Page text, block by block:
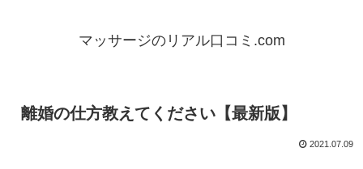
マッサージのリアル口コミ.com
離婚の仕方教えてください【最新版】
2021.07.09